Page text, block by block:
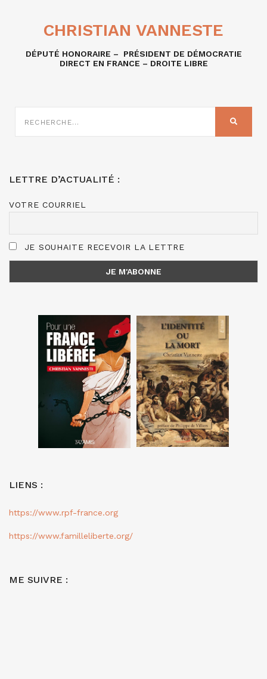
CHRISTIAN VANNESTE
DÉPUTÉ HONORAIRE – PRÉSIDENT DE DÉMOCRATIE
DIRECT EN FRANCE – DROITE LIBRE
SUR
LETTRE D’ACTUALITÉ :
VOTRE COURRIEL
JE SOUHAITE RECEVOIR LA LETTRE
LIENS :
https://www.rpf-france.org
https://www.familleliberte.org/
ME SUIVRE :